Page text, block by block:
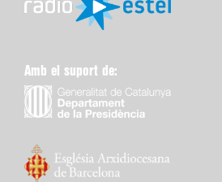
Amb el suport de: